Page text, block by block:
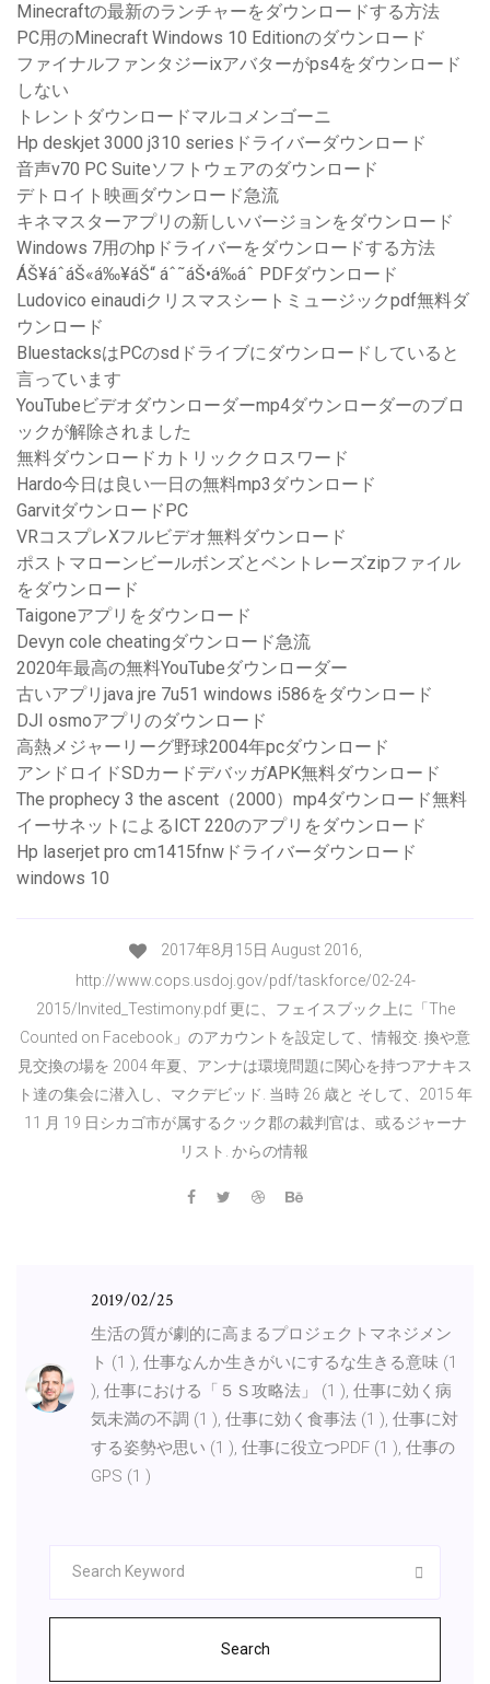
Minecraftの最新のランチャーをダウンロードする方法
PC用のMinecraft Windows 10 Editionのダウンロード
ファイナルファンタジーixアバターがps4をダウンロード
しない
トレントダウンロードマルコメンゴーニ
Hp deskjet 3000 j310 seriesドライバーダウンロード
音声v70 PC Suiteソフトウェアのダウンロード
デトロイト映画ダウンロード急流
キネマスターアプリの新しいバージョンをダウンロード
Windows 7用のhpドライバーをダウンロードする方法
ÁŠ¥áˆ­áŠ«á‰¥áŠ“ áˆ˜áŠ•á‰áˆ­ PDFダウンロード
Ludovico einaudiクリスマスシートミュージックpdf無料ダ
ウンロード
BluestacksはPCのsdドライブにダウンロードしていると
言っています
YouTubeビデオダウンローダーmp4ダウンローダーのブロ
ックが解除されました
無料ダウンロードカトリッククロスワード
Hardo今日は良い一日の無料mp3ダウンロード
GarvitダウンロードPC
VRコスプレXフルビデオ無料ダウンロード
ポストマローンビールボンズとベントレーズzipファイル
をダウンロード
Taigoneアプリをダウンロード
Devyn cole cheatingダウンロード急流
2020年最高の無料YouTubeダウンローダー
古いアプリjava jre 7u51 windows i586をダウンロード
DJI osmoアプリのダウンロード
高熱メジャーリーグ野球2004年pcダウンロード
アンドロイドSDカードデバッガAPK無料ダウンロード
The prophecy 3 the ascent（2000）mp4ダウンロード無料
イーサネットによるICT 220のアプリをダウンロード
Hp laserjet pro cm1415fnwドライバーダウンロード
windows 10
2017年8月15日 August 2016,
http://www.cops.usdoj.gov/pdf/taskforce/02-24-
2015/Invited_Testimony.pdf 更に、フェイスブック上に「The
Counted on Facebook」のアカウントを設定して、情報交. 換や意
見交換の場を 2004 年夏、アンナは環境問題に関心を持つアナキス
ト達の集会に潜入し、マクデビッド. 当時 26 歳と そして、2015 年
11 月 19 日シカゴ市が属するクック郡の裁判官は、或るジャーナ
リスト. からの情報
2019/02/25
生活の質が劇的に高まるプロジェクトマネジメン
ト (1 ), 仕事なんか生きがいにするな生きる意味 (1
), 仕事における「５Ｓ攻略法」 (1 ), 仕事に効く病
気未満の不調 (1 ), 仕事に効く食事法 (1 ), 仕事に対
する姿勢や思い (1 ), 仕事に役立つPDF (1 ), 仕事の
GPS (1 )
Search